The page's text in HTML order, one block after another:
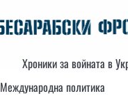
Хроники за войната в
Международна политика